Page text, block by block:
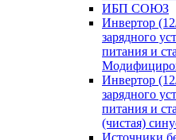
ИБП СОЮЗ
Инвертор
зарядного
питания и
Инвертор
зарядного
питания и
(чистая)
Источники